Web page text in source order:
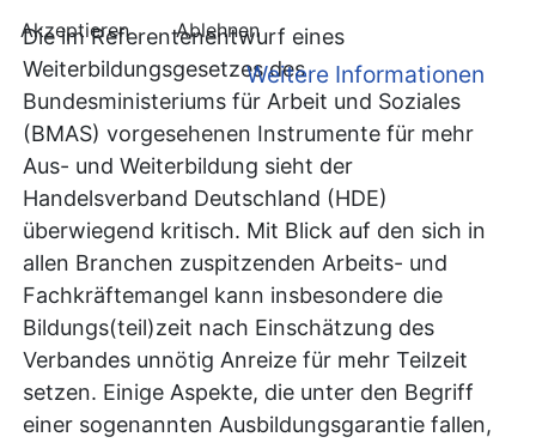
Die im Referentenentwurf eines
Weiterbildungsgesetzes des
Bundesministeriums für Arbeit und Soziales
(BMAS) vorgesehenen Instrumente für mehr
Aus- und Weiterbildung sieht der
Handelsverband Deutschland (HDE)
überwiegend kritisch. Mit Blick auf den sich in
allen Branchen zuspitzenden Arbeits- und
Fachkräftemangel kann insbesondere die
Bildungs(teil)zeit nach Einschätzung des
Verbandes unnötig Anreize für mehr Teilzeit
setzen. Einige Aspekte, die unter den Begriff
einer sogenannten Ausbildungsgarantie fallen,
Akzeptieren Ablehnen
Weitere Informationen